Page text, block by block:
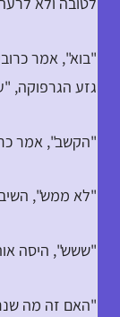
"בוא", אמר
גזע הגרפוקה,
"הקשב", אמר
"לא ממש", השיב
"ששש", היסה
"האם זה מה